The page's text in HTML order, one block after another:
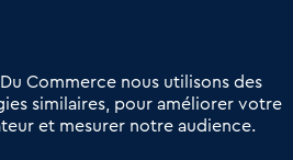
Commerce nous utilisons des
similaires, pour améliorer votre
et mesurer notre audience.